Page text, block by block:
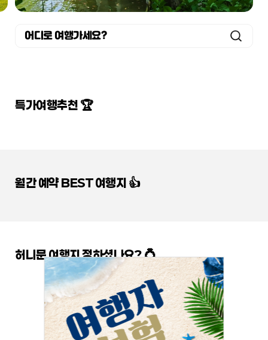
어디로 여행가세요?
특가여행추천 🏆
월간 예약 BEST 여행지 👍
허니문 여행지 정하셨나요? 💍
쏠쏠한 정보, 한번 더! 📣